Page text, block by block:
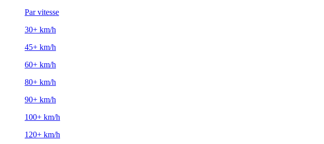
Par vitesse
30+ km/h
45+ km/h
60+ km/h
80+ km/h
90+ km/h
100+ km/h
120+ km/h